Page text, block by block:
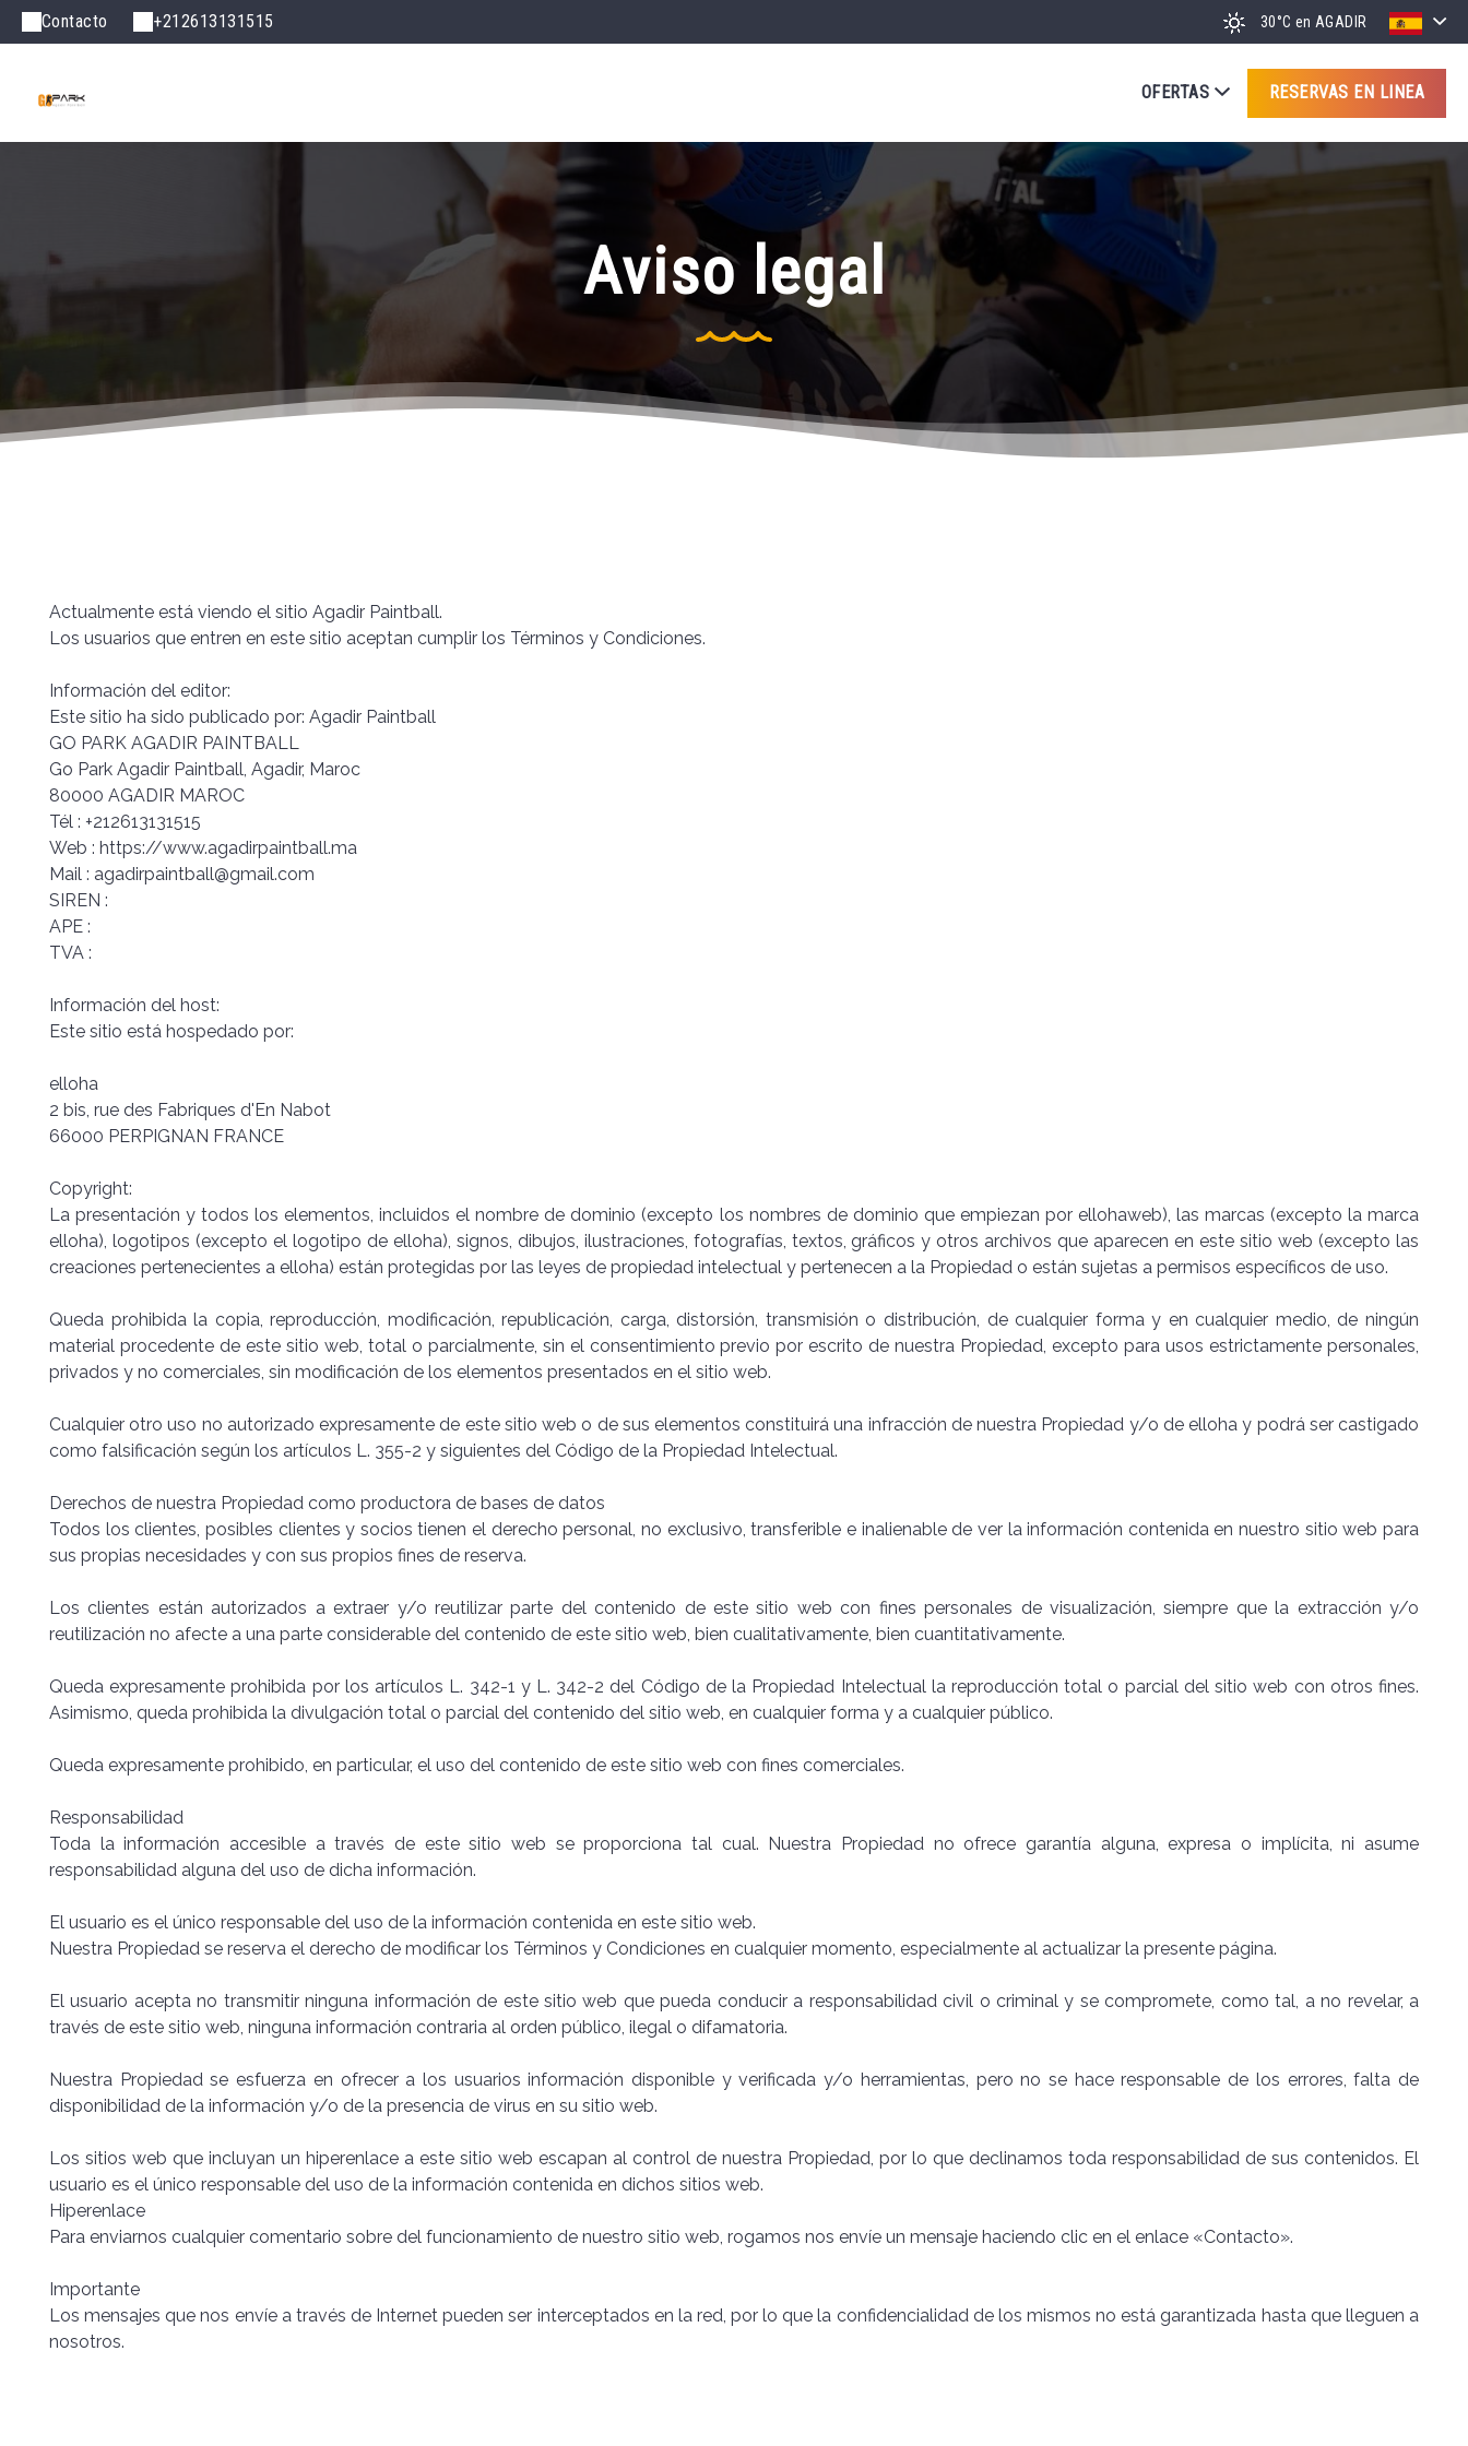
Contacto +212613131515 30°C en AGADIR
OFERTAS RESERVAS EN LINEA
Aviso legal
Actualmente está viendo el sitio Agadir Paintball.
Los usuarios que entren en este sitio aceptan cumplir los Términos y Condiciones.
Información del editor:
Este sitio ha sido publicado por: Agadir Paintball
GO PARK AGADIR PAINTBALL
Go Park Agadir Paintball, Agadir, Maroc
80000 AGADIR MAROC
Tél : +212613131515
Web : https://www.agadirpaintball.ma
Mail : agadirpaintball@gmail.com
SIREN :
APE :
TVA :
Información del host:
Este sitio está hospedado por:
elloha
2 bis, rue des Fabriques d'En Nabot
66000 PERPIGNAN FRANCE
Copyright:
La presentación y todos los elementos, incluidos el nombre de dominio (excepto los nombres de dominio que empiezan por ellohaweb), las marcas (excepto la marca
elloha), logotipos (excepto el logotipo de elloha), signos, dibujos, ilustraciones, fotografías, textos, gráficos y otros archivos que aparecen en este sitio web (excepto las
creaciones pertenecientes a elloha) están protegidas por las leyes de propiedad intelectual y pertenecen a la Propiedad o están sujetas a permisos específicos de uso.
Queda prohibida la copia, reproducción, modificación, republicación, carga, distorsión, transmisión o distribución, de cualquier forma y en cualquier medio, de ningún
material procedente de este sitio web, total o parcialmente, sin el consentimiento previo por escrito de nuestra Propiedad, excepto para usos estrictamente personales,
privados y no comerciales, sin modificación de los elementos presentados en el sitio web.
Cualquier otro uso no autorizado expresamente de este sitio web o de sus elementos constituirá una infracción de nuestra Propiedad y/o de elloha y podrá ser castigado
como falsificación según los artículos L. 355-2 y siguientes del Código de la Propiedad Intelectual.
Derechos de nuestra Propiedad como productora de bases de datos
Todos los clientes, posibles clientes y socios tienen el derecho personal, no exclusivo, transferible e inalienable de ver la información contenida en nuestro sitio web para
sus propias necesidades y con sus propios fines de reserva.
Los clientes están autorizados a extraer y/o reutilizar parte del contenido de este sitio web con fines personales de visualización, siempre que la extracción y/o
reutilización no afecte a una parte considerable del contenido de este sitio web, bien cualitativamente, bien cuantitativamente.
Queda expresamente prohibida por los artículos L. 342-1 y L. 342-2 del Código de la Propiedad Intelectual la reproducción total o parcial del sitio web con otros fines.
Asimismo, queda prohibida la divulgación total o parcial del contenido del sitio web, en cualquier forma y a cualquier público.
Queda expresamente prohibido, en particular, el uso del contenido de este sitio web con fines comerciales.
Responsabilidad
Toda la información accesible a través de este sitio web se proporciona tal cual. Nuestra Propiedad no ofrece garantía alguna, expresa o implícita, ni asume
responsabilidad alguna del uso de dicha información.
El usuario es el único responsable del uso de la información contenida en este sitio web.
Nuestra Propiedad se reserva el derecho de modificar los Términos y Condiciones en cualquier momento, especialmente al actualizar la presente página.
El usuario acepta no transmitir ninguna información de este sitio web que pueda conducir a responsabilidad civil o criminal y se compromete, como tal, a no revelar, a
través de este sitio web, ninguna información contraria al orden público, ilegal o difamatoria.
Nuestra Propiedad se esfuerza en ofrecer a los usuarios información disponible y verificada y/o herramientas, pero no se hace responsable de los errores, falta de
disponibilidad de la información y/o de la presencia de virus en su sitio web.
Los sitios web que incluyan un hiperenlace a este sitio web escapan al control de nuestra Propiedad, por lo que declinamos toda responsabilidad de sus contenidos. El
usuario es el único responsable del uso de la información contenida en dichos sitios web.
Hiperenlace
Para enviarnos cualquier comentario sobre del funcionamiento de nuestro sitio web, rogamos nos envíe un mensaje haciendo clic en el enlace «Contacto».
Importante
Los mensajes que nos envíe a través de Internet pueden ser interceptados en la red, por lo que la confidencialidad de los mismos no está garantizada hasta que lleguen a
nosotros.